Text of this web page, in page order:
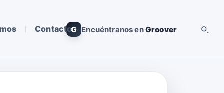
ContactoG Encuéntranos enGroover